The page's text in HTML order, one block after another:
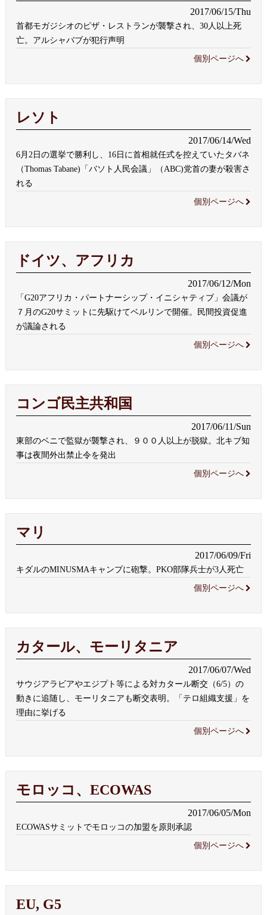
2017/06/15/Thu
首都モガジシオのピザ・レストランが襲撃され、30人以上死
亡。アルシャバブが犯行声明
個別ページへ
レソト
2017/06/14/Wed
6月2日の選挙で勝利し、16日に首相就任式を控えていたタバネ
（Thomas Tabane)「バソト人民会議」（ABC)党首の妻が殺害さ
れる
個別ページへ
ドイツ、アフリカ
2017/06/12/Mon
「G20アフリカ・パートナーシップ・イニシャティブ」会議が
７月のG20サミットに先駆けてベルリンで開催。民間投資促進
が議論される
個別ページへ
コンゴ民主共和国
2017/06/11/Sun
東部のベニで監獄が襲撃され、９００人以上が脱獄。北キブ知
事は夜間外出禁止令を発出
個別ページへ
マリ
2017/06/09/Fri
キダルのMINUSMAキャンプに砲撃。PKO部隊兵士が3人死亡
個別ページへ
カタール、モーリタニア
2017/06/07/Wed
サウジアラビアやエジプト等による対カタール断交（6/5）の
動きに追随し、モーリタニアも断交表明。「テロ組織支援」を
理由に挙げる
個別ページへ
モロッコ、ECOWAS
2017/06/05/Mon
ECOWASサミットでモロッコの加盟を原則承認
個別ページへ
EU, G5